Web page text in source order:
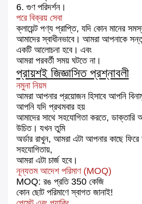
6. গুণ পরিদর্শন।
পরে বিক্রয় সেবা
ক্লায়েন্ট পণ্য প্রাপ্তি, যদি কোন মানের
আমাদের স্বাধীনভাবে। আমরা আপনাকে
একটি আলোচনা হবে। এবং
আমরা পরবর্তী সময় ঘটতে না।
প্রায়শই জিজ্ঞাসিত প্রশ্নাবলী
নমুনা নিয়ম
আমরা আপনার প্রয়োজন হিসাবে আপনি
আপনি যদি প্রথমবার হয়
আমাদের সাথে সহযোগিতা করতে, ডাক্তারি
উচিত। যখন তুমি
অর্ডার রাখুন, আমরা এটা আপনার কাছে
সহযোগিতায়,
আমরা এটা চার্জ হবে।
নূন্যতম আদেশ পরিমাণ (MOQ)
MOQ: রঙ প্রতি 350 কেজি
কোন ছোট পরিমাণে স্বাগত জানাই!